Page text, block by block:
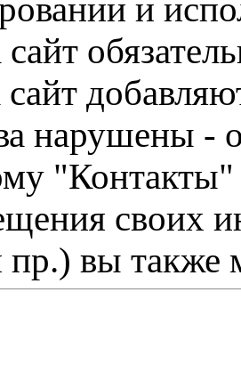
и
сайт
нарушены -
"Контакты"
своих
пр.) вы также